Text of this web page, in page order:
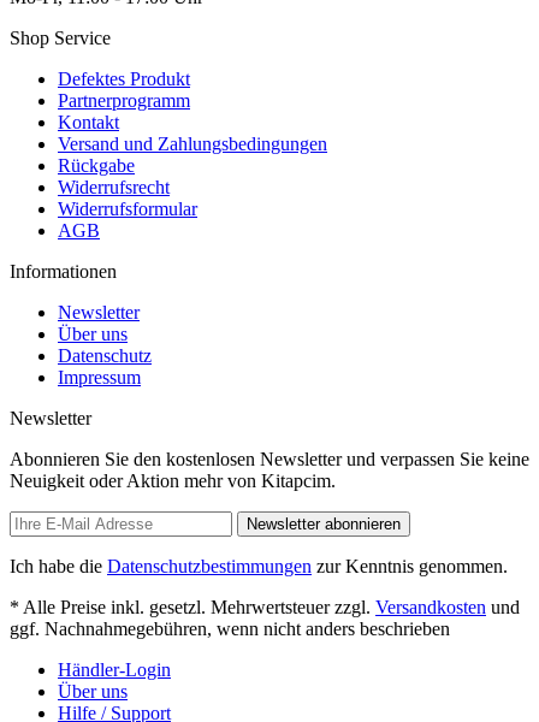
Shop Service
Defektes Produkt
Partnerprogramm
Kontakt
Versand und Zahlungsbedingungen
Rückgabe
Widerrufsrecht
Widerrufsformular
AGB
Informationen
Newsletter
Über uns
Datenschutz
Impressum
Newsletter
Abonnieren Sie den kostenlosen Newsletter und verpassen Sie keine
Neuigkeit oder Aktion mehr von Kitapcim.
Newsletter abonnieren
Ich habe die Datenschutzbestimmungen zur Kenntnis genommen.
* Alle Preise inkl. gesetzl. Mehrwertsteuer zzgl. Versandkosten und
ggf. Nachnahmegebühren, wenn nicht anders beschrieben
Händler-Login
Über uns
Hilfe / Support